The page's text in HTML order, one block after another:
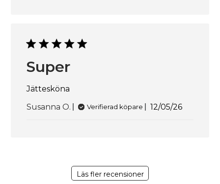
Super
Jättesköna
Susanna O.
Verifierad köpare 12/05/26
Läs fler recensioner